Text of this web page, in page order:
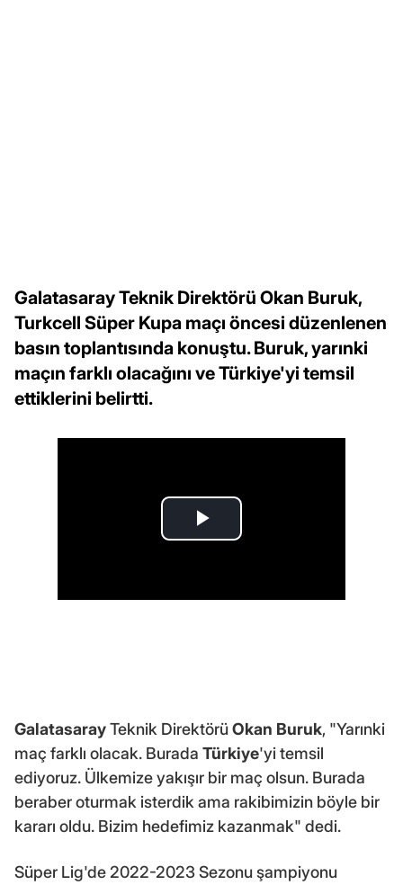
Galatasaray Teknik Direktörü Okan Buruk,
Turkcell Süper Kupa maçı öncesi düzenlenen
basın toplantısında konuştu. Buruk, yarınki
maçın farklı olacağını ve Türkiye'yi temsil
ettiklerini belirtti.
GalatasarayTeknik DirektörüOkan Buruk, "Yarınki
maç farklı olacak. Burada Türkiye'yi temsil
ediyoruz. Ülkemize yakışır bir maç olsun. Burada
beraber oturmak isterdik ama rakibimizin böyle bir
kararı oldu. Bizim hedefimiz kazanmak" dedi.
Süper Lig'de 2022-2023 Sezonu şampiyonu